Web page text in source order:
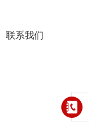
联系我们